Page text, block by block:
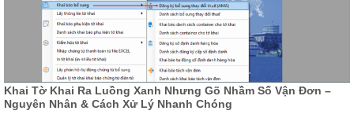
Khai Tờ Khai Ra Luồng Xanh Nhưng Gõ Nhầm Số Vận Đơn –
Nguyên Nhân & Cách Xử Lý Nhanh Chóng